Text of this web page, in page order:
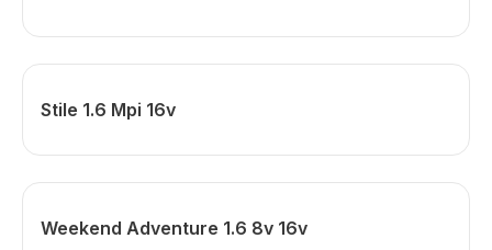
Stile 1.6 Mpi 16v
Weekend Adventure 1.6 8v 16v